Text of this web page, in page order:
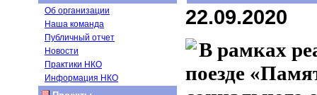
Об организации
Наша команда
Публичный отчет
Новости
Практики НКО
Информация НКО
22.09.2020
В рамках
поезде